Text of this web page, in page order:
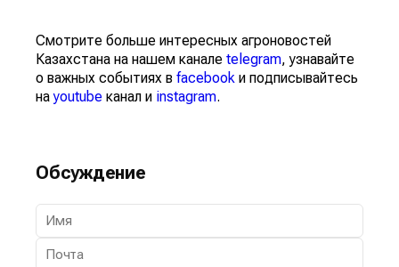
Смотрите больше интересных агроновостей
Казахстана на нашем канале telegram, узнавайте
о важных событиях в facebook и подписывайтесь
наyoutube канал и instagram.
Обсуждение